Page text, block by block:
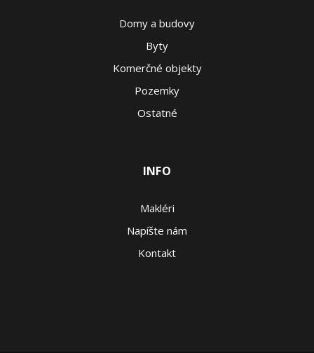
Domy a budovy
Byty
Komerčné objekty
Pozemky
Ostatné
INFO
Makléri
Napíšte nám
Kontakt